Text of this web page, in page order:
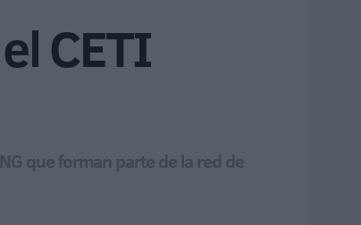
CETI
que forman parte de la red de